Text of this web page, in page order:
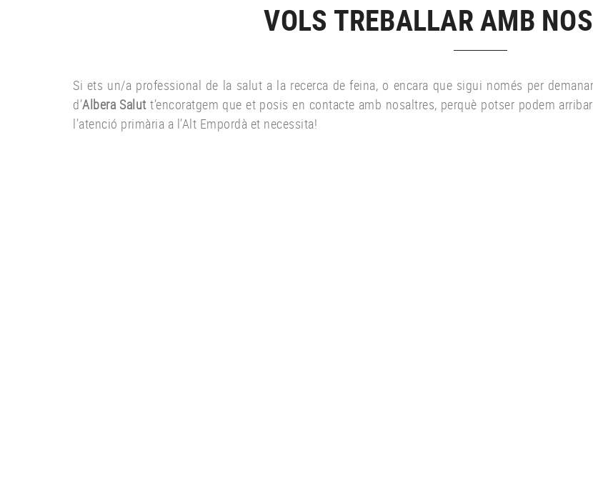
VOLS TREBALLAR AMB
Si ets un/a professional de la salut a la recerca de feina, o encara que sigui només per
d’Albera Salutt’encoratgem que et posis en contacte amb nosaltres, perquè potser podem
l’atenció primària a l’Alt Empordà et necessita!